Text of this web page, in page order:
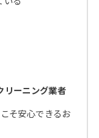
リーニング業者
そ安心できるお